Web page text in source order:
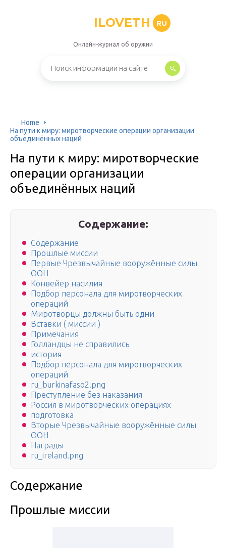
ILOVETH RU
Онлайн-журнал об оружии
Home
На пути к миру: миротворческие операции организации
объединённых наций
На пути к миру: миротворческие
операции организации
объединённых наций
Содержание:
Содержание
Прошлые миссии
Первые Чрезвычайные вооружённые силы
ООН
Конвейер насилия
Подбор персонала для миротворческих
операций
Миротворцы должны быть одни
Вставки ( миссии )
Примечания
Голландцы не справились
история
Подбор персонала для миротворческих
операций
ru_burkinafaso2.png
Преступление без наказания
Россия в миротворческих операциях
подготовка
Вторые Чрезвычайные вооружённые силы
ООН
Награды
ru_ireland.png
Содержание
Прошлые миссии